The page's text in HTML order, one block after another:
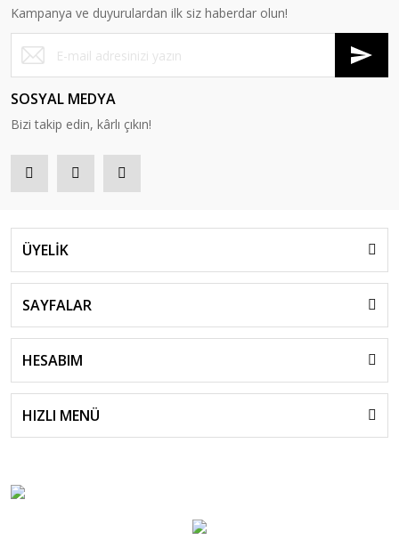
Kampanya ve duyurulardan ilk siz haberdar olun!
SOSYAL MEDYA
Bizi takip edin, kârlı çıkın!
ÜYELİK
SAYFALAR
HESABIM
HIZLI MENÜ